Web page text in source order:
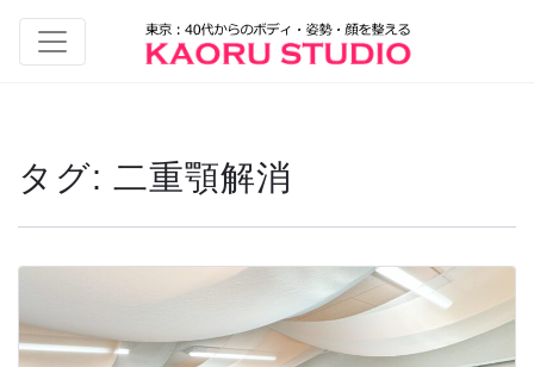
タグ: 二重顎解消